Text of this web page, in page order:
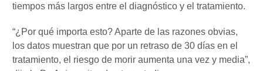
tiempos más largos entre el diagnóstico y el tratamiento.
“¿Por qué importa esto? Aparte de las razones obvias,
los datos muestran que por un retraso de 30 días en el
tratamiento, el riesgo de morir aumenta una vez y media”,